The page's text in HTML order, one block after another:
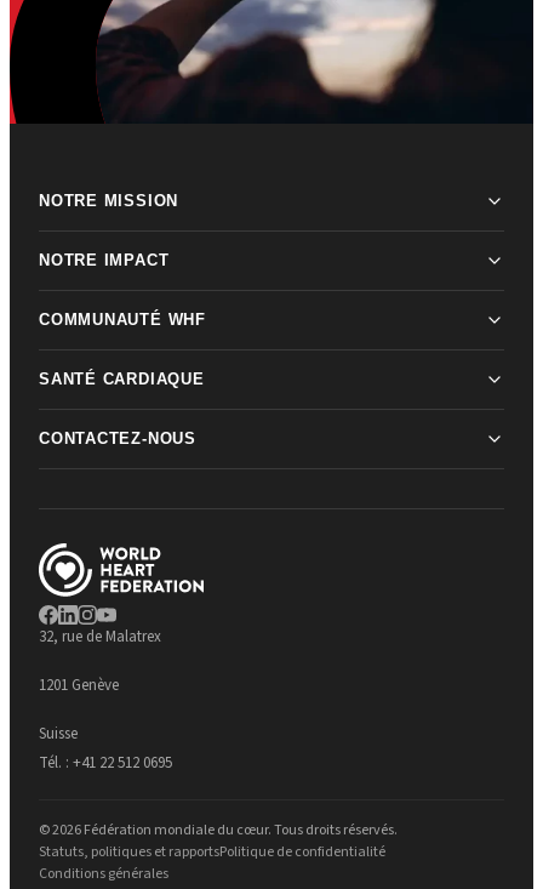
NOTRE MISSION
NOTRE IMPACT
COMMUNAUTÉ WHF
SANTÉ CARDIAQUE
CONTACTEZ-NOUS
32, rue de Malatrex
1201 Genève
Suisse
Tél. : +41 22 512 0695
© 2026 Fédération mondiale du cœur. Tous droits réservés.
Statuts, politiques et rapportsPolitique de confidentialité
Conditions générales